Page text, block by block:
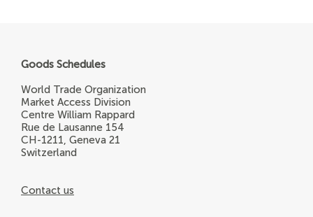
Goods Schedules
World Trade Organization
Market Access Division
Centre William Rappard
Rue de Lausanne 154
CH-1211, Geneva 21
Switzerland
Contact us